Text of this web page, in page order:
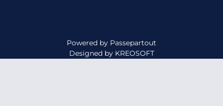
Powered by Passepartout
Designed by KREOSOFT